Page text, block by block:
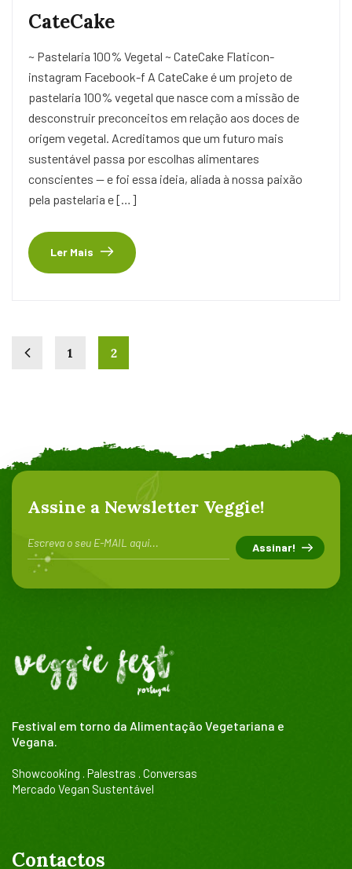
CateCake
~ Pastelaria 100% Vegetal ~ CateCake Flaticon-
instagram Facebook-f A CateCake é um projeto de
pastelaria 100% vegetal que nasce com a missão de
desconstruir preconceitos em relação aos doces de
origem vegetal. Acreditamos que um futuro mais
sustentável passa por escolhas alimentares
conscientes — e foi essa ideia, aliada à nossa paixão
pela pastelaria e […]
Ler Mais
1 2
Assine a Newsletter Veggie!
Festival em torno da Alimentação Vegetariana e
Vegana.
Showcooking . Palestras . Conversas
Mercado Vegan Sustentável
Contactos